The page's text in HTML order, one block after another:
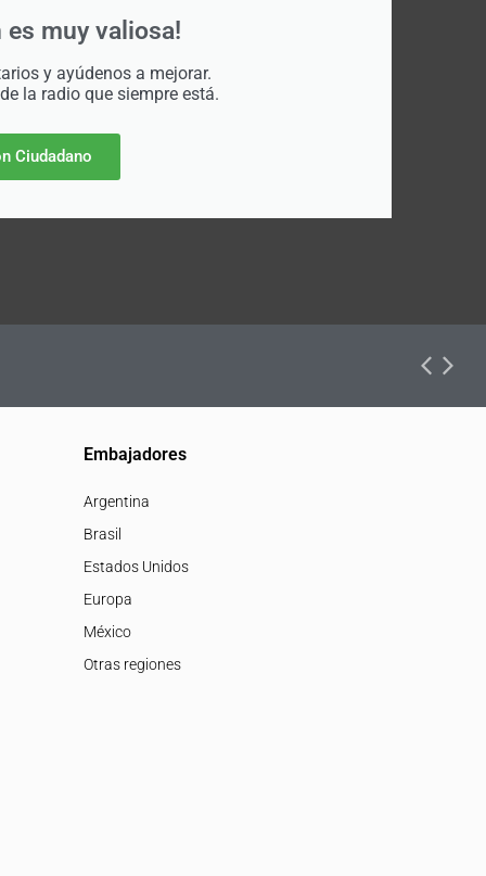
es muy valiosa!
y ayúdenos a mejorar.
la radio que siempre está.
Ciudadano
Embajadores
Argentina
Brasil
Estados Unidos
Europa
México
Otras regiones